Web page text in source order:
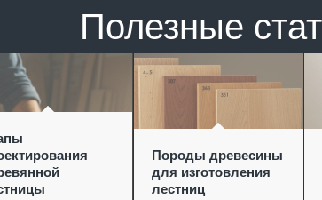
Полезные
Породы древесины
для изготовления
лестниц